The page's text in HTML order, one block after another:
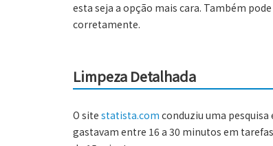
esta seja a opção mais cara. Também
corretamente.
Limpeza Detalhada
O site statista.com conduziu uma pesquisa
gastavam entre 16 a 30 minutos em